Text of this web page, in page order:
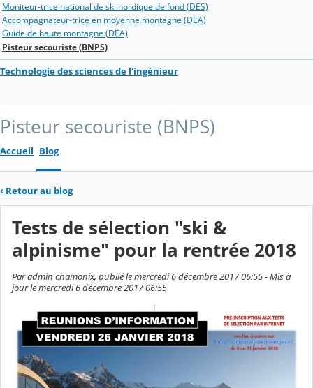
Moniteur-trice national de ski nordique de fond (DES)
Accompagnateur-trice en moyenne montagne (DEA)
Guide de haute montagne (DEA)
Pisteur secouriste (BNPS)
Technologie des sciences de l'ingénieur
Pisteur secouriste (BNPS)
Accueil Blog
‹ Retour au blog
Tests de sélection "ski &
alpinisme" pour la rentrée 2018
Par admin chamonix, publié le mercredi 6 décembre 2017 06:55 - Mis à
jour le mercredi 6 décembre 2017 06:55